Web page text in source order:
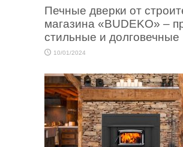
Печные дверки от
магазина «BUDEKO» –
стильные и долговечные
10/01/2024